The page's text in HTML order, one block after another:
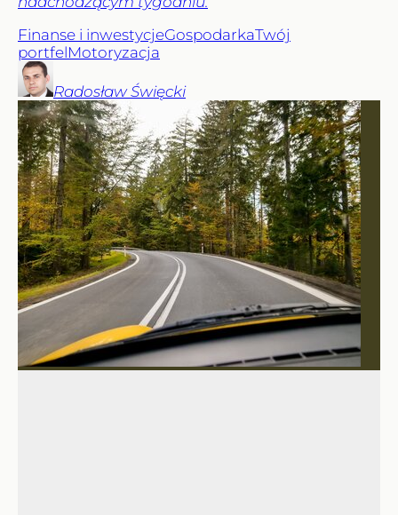
Finanse i inwestycjeGospodarkaTwój
portfelMotoryzacja
Radosław Święcki